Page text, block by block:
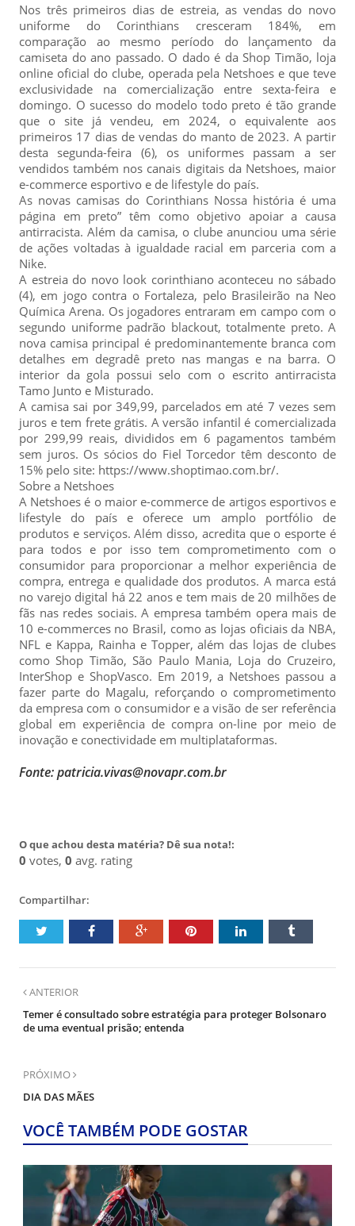
Nos três primeiros dias de estreia, as vendas do novo
uniforme do Corinthians cresceram 184%, em
comparação ao mesmo período do lançamento da
camiseta do ano passado. O dado é da Shop Timão, loja
online oficial do clube, operada pela Netshoes e que teve
exclusividade na comercialização entre sexta-feira e
domingo. O sucesso do modelo todo preto é tão grande
que o site já vendeu, em 2024, o equivalente aos
primeiros 17 dias de vendas do manto de 2023. A partir
desta segunda-feira (6), os uniformes passam a ser
vendidos também nos canais digitais da Netshoes, maior
e-commerce esportivo e de lifestyle do país.
As novas camisas do Corinthians Nossa história é uma
página em preto” têm como objetivo apoiar a causa
antirracista. Além da camisa, o clube anunciou uma série
de ações voltadas à igualdade racial em parceria com a
Nike.
A estreia do novo look corinthiano aconteceu no sábado
(4), em jogo contra o Fortaleza, pelo Brasileirão na Neo
Química Arena. Os jogadores entraram em campo com o
segundo uniforme padrão blackout, totalmente preto. A
nova camisa principal é predominantemente branca com
detalhes em degradê preto nas mangas e na barra. O
interior da gola possui selo com o escrito antirracista
Tamo Junto e Misturado.
A camisa sai por 349,99, parcelados em até 7 vezes sem
juros e tem frete grátis. A versão infantil é comercializada
por 299,99 reais, divididos em 6 pagamentos também
sem juros. Os sócios do Fiel Torcedor têm desconto de
15% pelo site: https://www.shoptimao.com.br/.
Sobre a Netshoes
A Netshoes é o maior e-commerce de artigos esportivos e
lifestyle do país e oferece um amplo portfólio de
produtos e serviços. Além disso, acredita que o esporte é
para todos e por isso tem comprometimento com o
consumidor para proporcionar a melhor experiência de
compra, entrega e qualidade dos produtos. A marca está
no varejo digital há 22 anos e tem mais de 20 milhões de
fãs nas redes sociais. A empresa também opera mais de
10 e-commerces no Brasil, como as lojas oficiais da NBA,
NFL e Kappa, Rainha e Topper, além das lojas de clubes
como Shop Timão, São Paulo Mania, Loja do Cruzeiro,
InterShop e ShopVasco. Em 2019, a Netshoes passou a
fazer parte do Magalu, reforçando o comprometimento
da empresa com o consumidor e a visão de ser referência
global em experiência de compra on-line por meio de
inovação e conectividade em multiplataformas.
Fonte: patricia.vivas@novapr.com.br
O que achou desta matéria? Dê sua nota!:
0 votes, 0 avg. rating
Compartilhar:
ANTERIOR
Temer é consultado sobre estratégia para proteger Bolsonaro
de uma eventual prisão; entenda
PRÓXIMO
DIA DAS MÃES
VOCÊ TAMBÉM PODE GOSTAR